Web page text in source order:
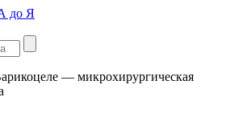
до Я
— микрохирургическая